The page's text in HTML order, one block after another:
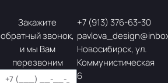
Закажите
обратный звонок,
и мы Вам
перезвоним
+7 (913) 376-63-30
Новосибирск, ул.
Коммунистическая
6